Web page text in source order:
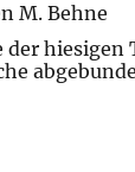
M. Behne
der